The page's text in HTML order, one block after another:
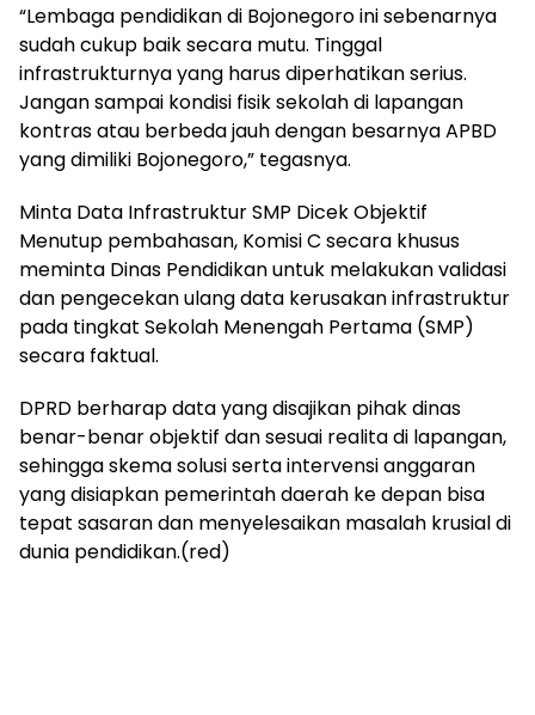
​“Lembaga pendidikan di Bojonegoro ini sebenarnya
sudah cukup baik secara mutu. Tinggal
infrastrukturnya yang harus diperhatikan serius.
Jangan sampai kondisi fisik sekolah di lapangan
kontras atau berbeda jauh dengan besarnya APBD
yang dimiliki Bojonegoro,” tegasnya.
​Minta Data Infrastruktur SMP Dicek Objektif
​Menutup pembahasan, Komisi C secara khusus
meminta Dinas Pendidikan untuk melakukan validasi
dan pengecekan ulang data kerusakan infrastruktur
pada tingkat Sekolah Menengah Pertama (SMP)
secara faktual.
​DPRD berharap data yang disajikan pihak dinas
benar-benar objektif dan sesuai realita di lapangan,
sehingga skema solusi serta intervensi anggaran
yang disiapkan pemerintah daerah ke depan bisa
tepat sasaran dan menyelesaikan masalah krusial di
dunia pendidikan.(red)